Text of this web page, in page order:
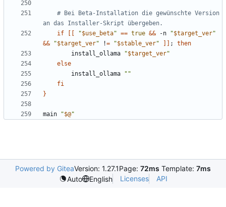
# Bei Beta-Installation die gewünschte Version
an das Installer-Skript übergeben.
if
[[ "$use_beta" == true && -n "$target_ver"
&&
"$target_ver" != "$stable_ver" ]] ;
then
        install_ollama
"$target_ver"
else
        install_ollama
""
fi
}
main "$@"
Powered by GiteaVersion: 1.27.1Page: 72ms Template: 7ms
Auto
English Licenses API